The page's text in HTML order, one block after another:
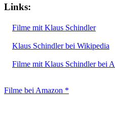
Links:
Filme mit Klaus Schindler
Klaus Schindler bei Wikipedia
Filme mit Klaus Schindler bei
Filme bei Amazon *